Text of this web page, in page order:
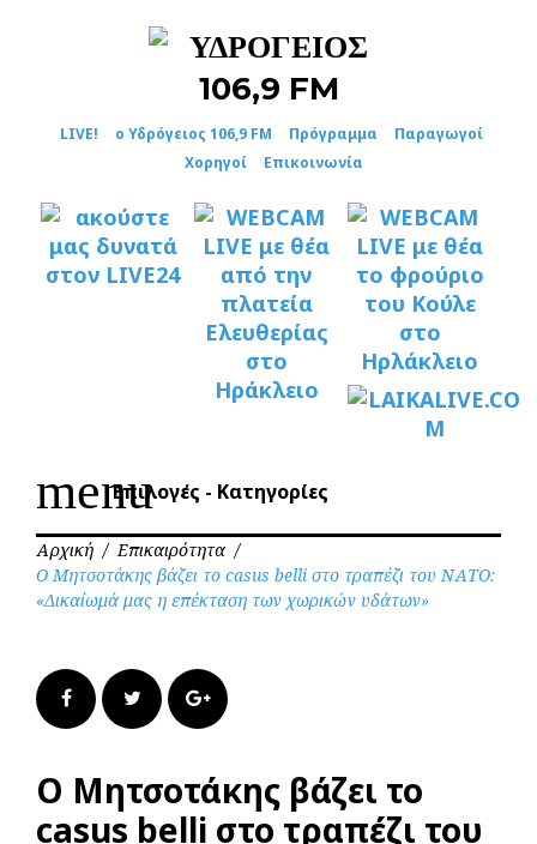
LIVE! ο Υδρόγειος 106,9 FM Πρόγραμμα
Παραγωγοί
Χορηγοί
Επικοινωνία
menuΕπιλογές - Κατηγορίες
Αρχική / Επικαιρότητα /
Ο Μητσοτάκης βάζει το casus belli στο τραπέζι του ΝΑΤΟ:
«Δικαίωμά μας η επέκταση των χωρικών υδάτων»
FacebookTwitter Google+
Ο Μητσοτάκης βάζει το
casus belli στο τραπέζι του